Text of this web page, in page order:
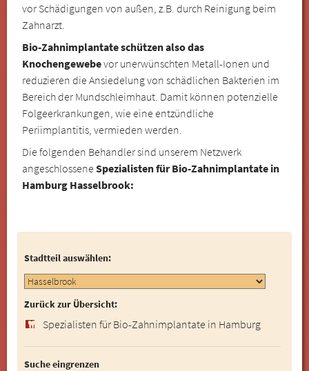
vor Schädigungen von außen, z.B. durch Reinigung beim
Zahnarzt.
Bio-Zahnimplantate schützen also das
Knochengewebevor unerwünschten Metall-Ionen und
reduzieren die Ansiedelung von schädlichen Bakterien im
Bereich der Mundschleimhaut. Damit können potenzielle
Folgeerkrankungen, wie eine entzündliche
Periimplantitis, vermieden werden.
Die folgenden Behandler sind unserem Netzwerk
angeschlosseneSpezialisten für Bio-Zahnimplantate in
Hamburg Hasselbrook:
Stadtteil auswählen:
Zurück zur Übersicht:
Spezialisten für Bio-Zahnimplantate in Hamburg
Suche eingrenzen